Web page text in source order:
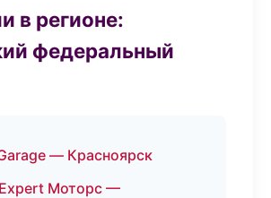
в регионе:
федеральный
— Красноярск
Expert Моторс —